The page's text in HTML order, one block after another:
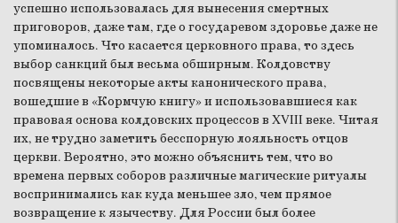
успешно использовалась для вынесения смертных
приговоров, даже там, где о государевом здоровье даже не
упоминалось. Что касается церковного права, то здесь
выбор санкций был весьма обширным. Колдовству
посвящены некоторые акты канонического права,
вошедшие в «Кормчую книгу» и использовавшиеся как
правовая основа колдовских процессов в XVIII веке. Читая
их, не трудно заметить бесспорную лояльность отцов
церкви. Вероятно, это можно объяснить тем, что во
времена первых соборов различные магические ритуалы
воспринимались как куда меньшее зло, чем прямое
возвращение к язычеству. Для России был более